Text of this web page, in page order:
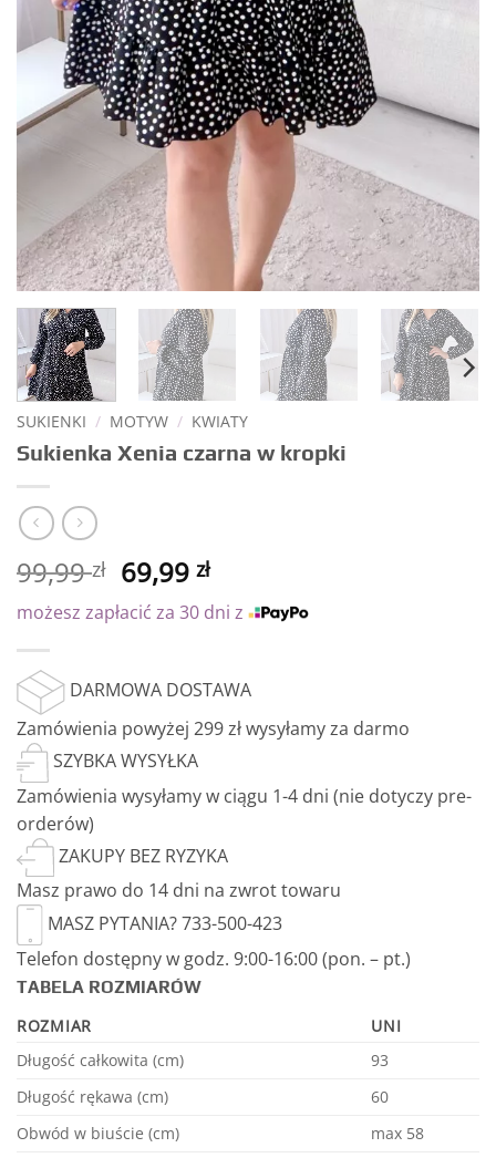
SUKIENKI / MOTYW / KWIATY
Sukienka Xenia czarna w kropki
99,99zł 69,99zł
możesz zapłacić za 30 dni z
DARMOWA DOSTAWA
Zamówienia powyżej 299 zł wysyłamy za darmo
SZYBKA WYSYŁKA
Zamówienia wysyłamy w ciągu 1-4 dni (nie dotyczy pre-
orderów)
ZAKUPY BEZ RYZYKA
Masz prawo do 14 dni na zwrot towaru
MASZ PYTANIA? 733-500-423
Telefon dostępny w godz. 9:00-16:00 (pon. – pt.)
TABELA ROZMIARÓW
ROZMIAR
UNI
Długość całkowita (cm)
93
Długość rękawa (cm)
60
Obwód w biuście (cm)
max 58